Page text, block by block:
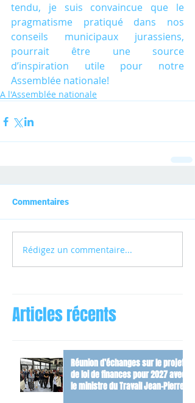
tendu, je suis convaincue que le
pragmatisme pratiqué dans nos
conseils municipaux jurassiens,
pourrait être une source
d’inspiration utile pour notre
Assemblée nationale!
A l'Assemblée nationale
Commentaires
Rédigez un commentaire...
Articles récents
Réunion d’échanges sur le projet
de loi de finances pour 2027 avec
le ministre du Travail Jean-Pierre